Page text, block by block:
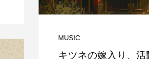
MUSIC
キツネの嫁入り、活